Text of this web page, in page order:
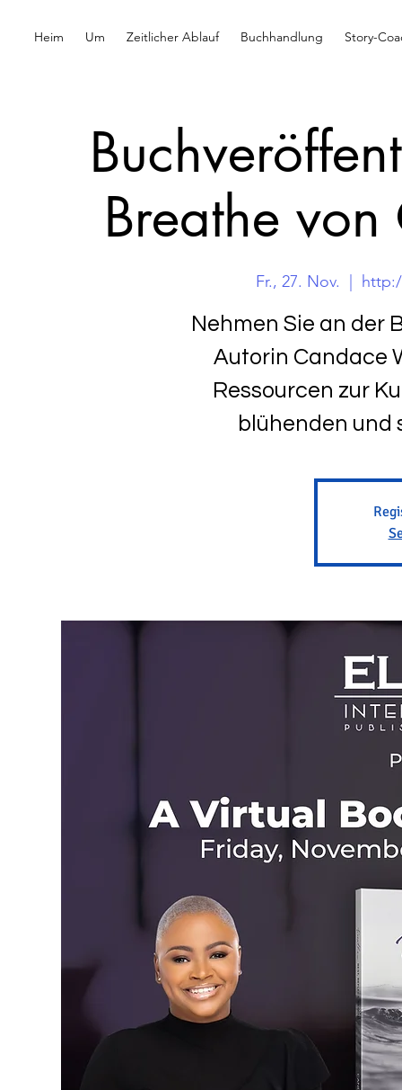
Heim Um Zeitlicher Ablauf Buchhandlung Story-
Breathe
Fr., 27. Nov.
Nehmen Sie an der
Autorin Candace
Ressourcen zur
blühenden und